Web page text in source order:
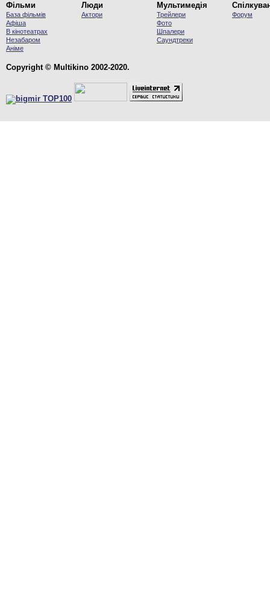
Фільми
База фільмів
Афіша
В кінотеатрах
Незабаром
Аніме
Люди
Актори
Мультимедія
Трейлери
Фото
Шпалери
Саундтреки
Форум
Copyright © Multikino 2002-2020.